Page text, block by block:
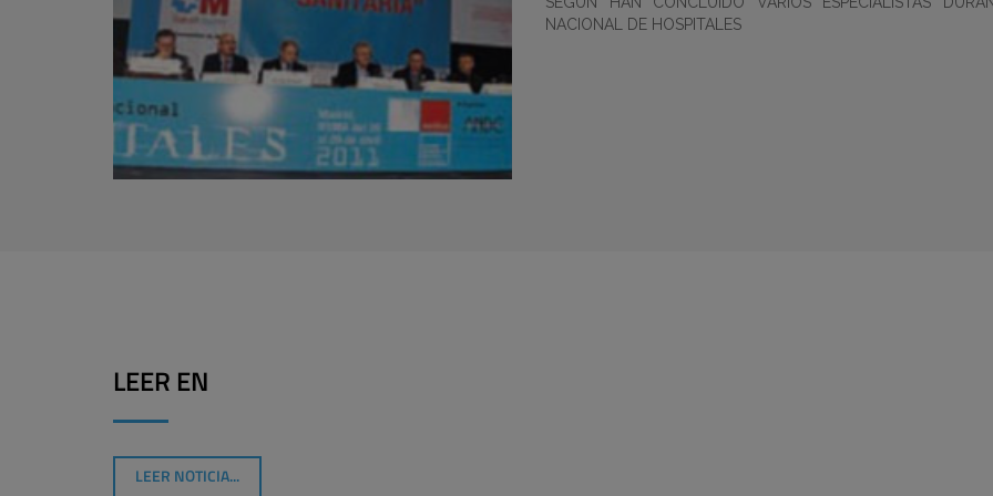
NACIONAL DE HOSPITALES
LEER EN
LEER NOTICIA...